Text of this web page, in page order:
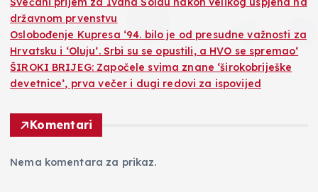
državnom prvenstvu
Oslobođenje Kupresa ‘94. bilo je od presudne važnosti za
Hrvatsku i ‘Oluju‘. Srbi su se opustili, a HVO se spremao‘
ŠIROKI BRIJEG: Započele svima znane ‘širokobriješke
devetnice’, prva večer i dugi redovi za ispovijed
Komentari
Nema komentara za prikaz.